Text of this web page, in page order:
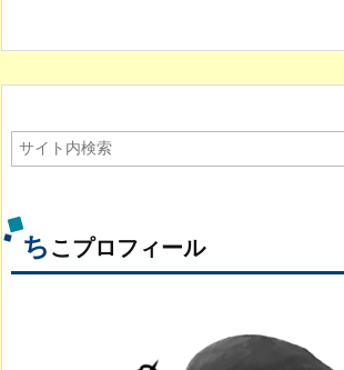
ち こプロフィール